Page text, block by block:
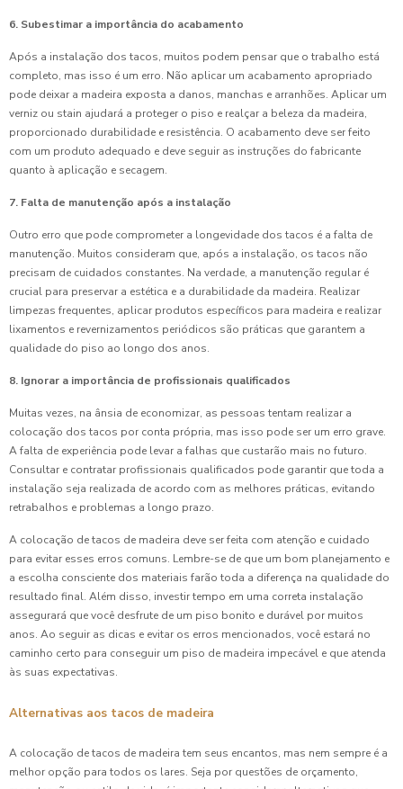
6. Subestimar a importância do acabamento
Após a instalação dos tacos, muitos podem pensar que o trabalho está
completo, mas isso é um erro. Não aplicar um acabamento apropriado
pode deixar a madeira exposta a danos, manchas e arranhões. Aplicar um
verniz ou stain ajudará a proteger o piso e realçar a beleza da madeira,
proporcionado durabilidade e resistência. O acabamento deve ser feito
com um produto adequado e deve seguir as instruções do fabricante
quanto à aplicação e secagem.
7. Falta de manutenção após a instalação
Outro erro que pode comprometer a longevidade dos tacos é a falta de
manutenção. Muitos consideram que, após a instalação, os tacos não
precisam de cuidados constantes. Na verdade, a manutenção regular é
crucial para preservar a estética e a durabilidade da madeira. Realizar
limpezas frequentes, aplicar produtos específicos para madeira e realizar
lixamentos e revernizamentos periódicos são práticas que garantem a
qualidade do piso ao longo dos anos.
8. Ignorar a importância de profissionais qualificados
Muitas vezes, na ânsia de economizar, as pessoas tentam realizar a
colocação dos tacos por conta própria, mas isso pode ser um erro grave.
A falta de experiência pode levar a falhas que custarão mais no futuro.
Consultar e contratar profissionais qualificados pode garantir que toda a
instalação seja realizada de acordo com as melhores práticas, evitando
retrabalhos e problemas a longo prazo.
A colocação de tacos de madeira deve ser feita com atenção e cuidado
para evitar esses erros comuns. Lembre-se de que um bom planejamento e
a escolha consciente dos materiais farão toda a diferença na qualidade do
resultado final. Além disso, investir tempo em uma correta instalação
assegurará que você desfrute de um piso bonito e durável por muitos
anos. Ao seguir as dicas e evitar os erros mencionados, você estará no
caminho certo para conseguir um piso de madeira impecável e que atenda
às suas expectativas.
Alternativas aos tacos de madeira
A colocação de tacos de madeira tem seus encantos, mas nem sempre é a
melhor opção para todos os lares. Seja por questões de orçamento,